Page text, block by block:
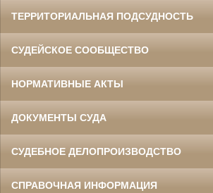
ТЕРРИТОРИАЛЬНАЯ ПОДСУДНОСТЬ
СУДЕЙСКОЕ СООБЩЕСТВО
НОРМАТИВНЫЕ АКТЫ
ДОКУМЕНТЫ СУДА
СУДЕБНОЕ ДЕЛОПРОИЗВОДСТВО
СПРАВОЧНАЯ ИНФОРМАЦИЯ